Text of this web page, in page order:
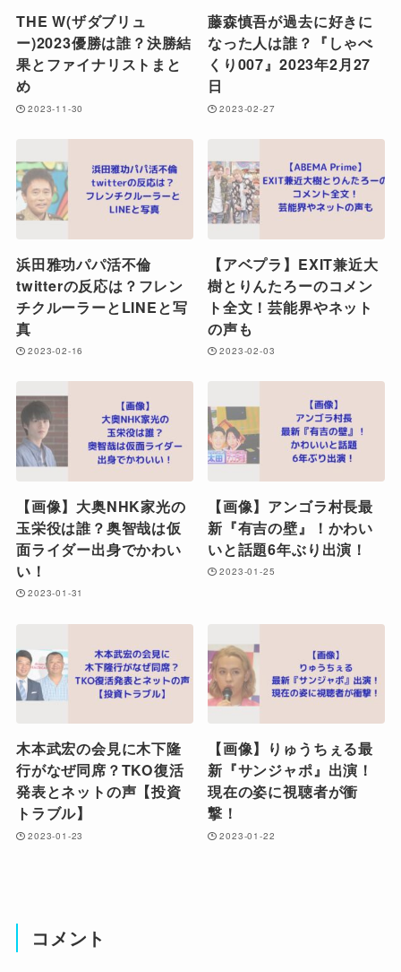
THE W(ザダブリュ
ー)2023優勝は誰？決勝結
果とファイナリストまと
め
2023-11-30
藤森慎吾が過去に好きに
なった人は誰？『しゃべ
くり007』2023年2月27
日
2023-02-27
浜田雅功パパ活不倫
twitterの反応は？フレン
チクルーラーとLINEと写
真
2023-02-16
【アベプラ】EXIT兼近大
樹とりんたろーのコメン
ト全文！芸能界やネット
の声も
2023-02-03
【画像】大奥NHK家光の
玉栄役は誰？奥智哉は仮
面ライダー出身でかわい
い！
2023-01-31
【画像】アンゴラ村長最
新『有吉の壁』！かわい
いと話題6年ぶり出演！
2023-01-25
木本武宏の会見に木下隆
行がなぜ同席？TKO復活
発表とネットの声【投資
トラブル】
2023-01-23
【画像】りゅうちぇる最
新『サンジャポ』出演！
現在の姿に視聴者が衝
撃！
2023-01-22
コメント